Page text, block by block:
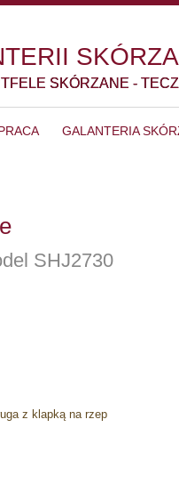
SKÓRZANE -
GALANTERIA
SHJ2730
z klapką na rzep